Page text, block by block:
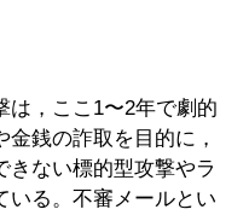
は，ここ1〜2年で劇的
銭の詐取を目的に，
きない標的型攻撃やラ
いる。不審メールとい